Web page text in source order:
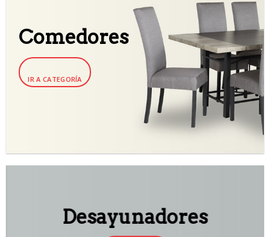
Comedores
IR A CATEGORÍA
Desayunadores